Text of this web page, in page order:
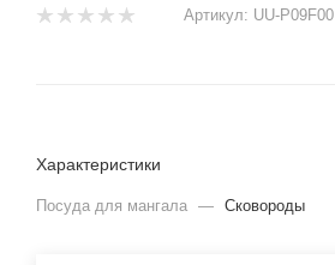
Артикул: UU-P09F00
Характеристики
Посуда для мангала — Сковороды